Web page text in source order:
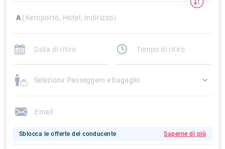
A (Aeroporto, Hotel, Indirizzo)
Seleziona Passeggero e bagaglio
Sblocca le offerte del conducente Saperne di più